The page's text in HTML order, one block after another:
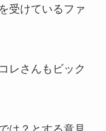
受けているファ
レさんもビック